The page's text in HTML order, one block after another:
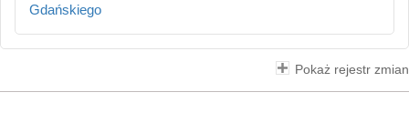
Gdańskiego
Pokaż rejestr zmian